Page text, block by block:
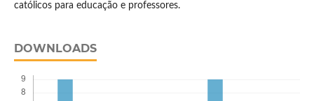
católicos para educação e professores.
DOWNLOADS